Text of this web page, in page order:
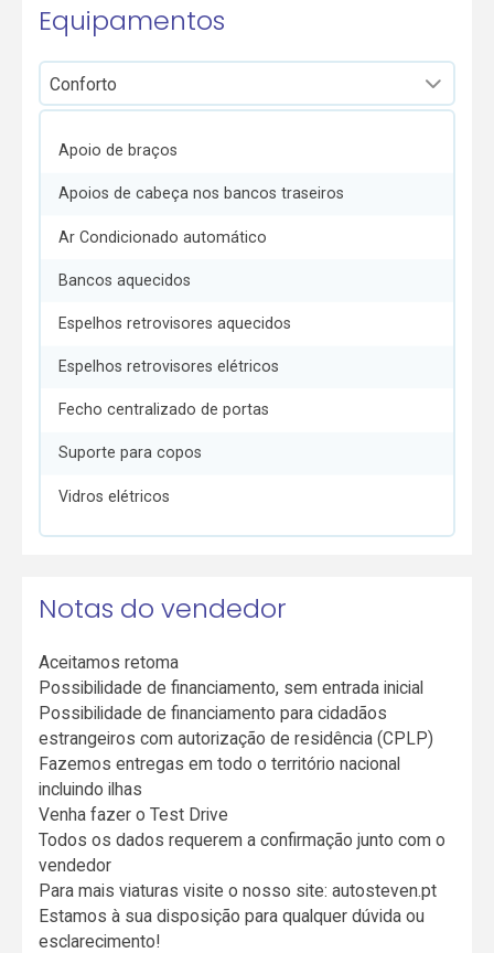
Equipamentos
Apoio de braços
Apoios de cabeça nos bancos traseiros
Ar Condicionado automático
Bancos aquecidos
Espelhos retrovisores aquecidos
Espelhos retrovisores elétricos
Fecho centralizado de portas
Suporte para copos
Vidros elétricos
Notas do vendedor
Aceitamos retoma
Possibilidade de financiamento, sem entrada inicial
Possibilidade de financiamento para cidadãos
estrangeiros com autorização de residência (CPLP)
Fazemos entregas em todo o território nacional
incluindo ilhas
Venha fazer o Test Drive
Todos os dados requerem a confirmação junto com o
vendedor
Para mais viaturas visite o nosso site: autosteven.pt
Estamos à sua disposição para qualquer dúvida ou
esclarecimento!